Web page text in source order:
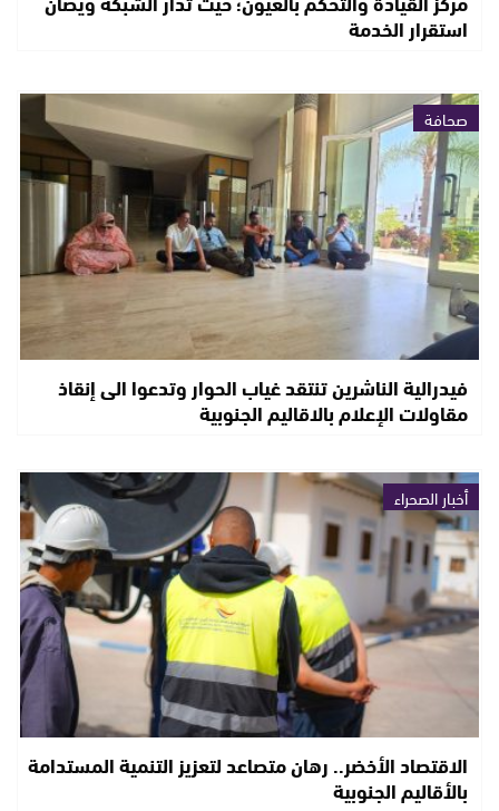
استقرار الخدمة
صحافة
فيدرالية الناشرين تنتقد غياب الحوار وتدعوا الى إنقاذ
مقاولات الإعلام بالاقاليم الجنوبية
أخبار الصحراء
الاقتصاد الأخضر.. رهان متصاعد لتعزيز التنمية المستدامة
بالأقاليم الجنوبية